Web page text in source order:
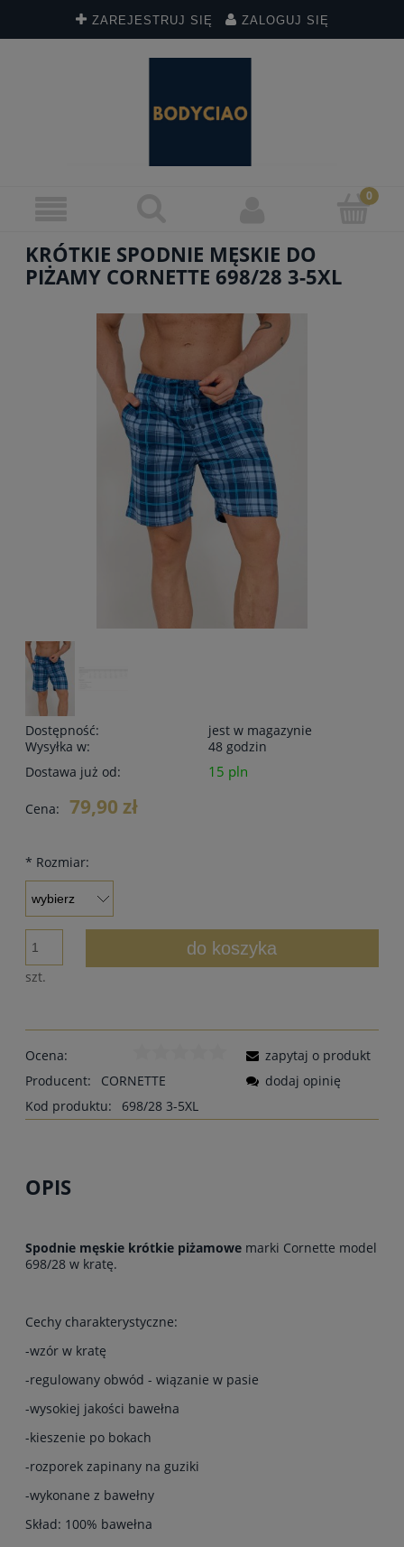
ZAREJESTRUJ SIĘ ZALOGUJ SIĘ
KRÓTKIE SPODNIE MĘSKIE DO
PIŻAMY CORNETTE 698/28 3-5XL
Dostępność:
jest w magazynie
Wysyłka w:
48 godzin
Dostawa już od:
15 pln
Cena: 79,90 zł
* Rozmiar:
szt.
do koszyka
Ocena:
Producent:
CORNETTE
Kod produktu:
698/28 3-5XL
zapytaj o produkt
dodaj opinię
OPIS
Spodnie męskie krótkie piżamowe marki Cornette model
698/28 w kratę.
Cechy charakterystyczne:
-wzór w kratę
-regulowany obwód - wiązanie w pasie
-wysokiej jakości bawełna
-kieszenie po bokach
-rozporek zapinany na guziki
-wykonane z bawełny
Skład: 100% bawełna